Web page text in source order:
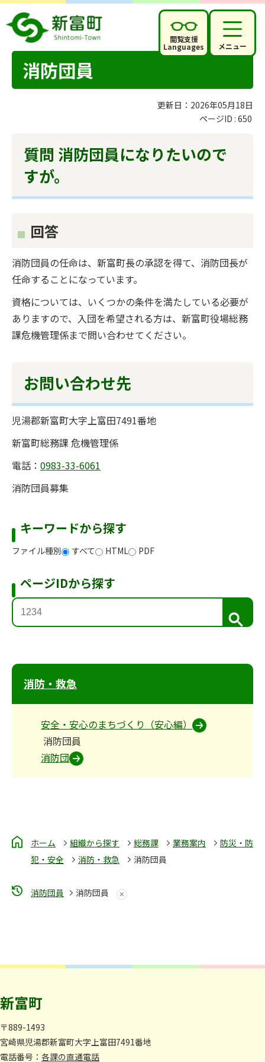
閲覧支援
Languages メニュー
消防団員
更新日：2026年05月18日
ページID : 650
質問 消防団員になりたいので
すが。
回答
消防団員の任命は、新富町長の承認を得て、消防団長が
任命することになっています。
資格については、いくつかの条件を満たしている必要が
ありますので、入団を希望される方は、新富町役場総務
課危機管理係まで問い合わせてください。
お問い合わせ先
児湯郡新富町大字上富田7491番地
新富町総務課 危機管理係
電話： 0983-33-6061
消防団員募集
キーワードから探す
ファイル種別 すべて HTML PDF
ページIDから探す
検
索
消防・救急
安全・安心のまちづくり（安心編）
消防団員
消防団
ホーム 組織から探す 総務課 業務案内
防災・防
犯・安全
消防・救急 消防団員
消防団員 消防団員
新富町
〒889-1493
宮崎県児湯郡新富町大字上富田7491番地
電話番号： 各課の直通電話